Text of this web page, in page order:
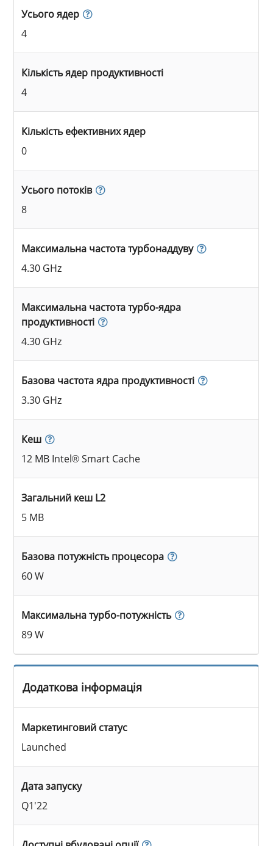
Усього ядер
4
Кількість ядер продуктивності
4
Кількість ефективних ядер
0
Усього потоків
8
Максимальна частота турбонаддуву
4.30 GHz
Максимальна частота турбо-ядра
продуктивності
4.30 GHz
Базова частота ядра продуктивності
3.30 GHz
Кеш
12 MB Intel® Smart Cache
Загальний кеш L2
5 MB
Базова потужність процесора
60 W
Максимальна турбо-потужність
89 W
Додаткова інформація
Маркетинговий статус
Launched
Дата запуску
Q1'22